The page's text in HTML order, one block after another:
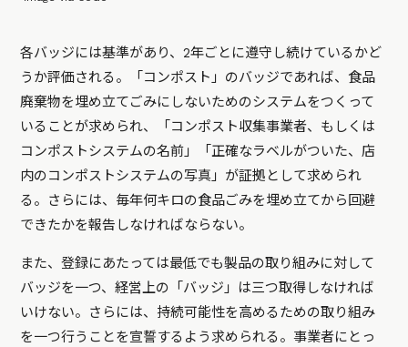
各バッジには基準があり、2年ごとに遵守し続けているかど
うか評価される。「コンポスト」のバッジであれば、食品
廃棄物を埋め立てごみにしないためのシステムをつくって
いることが求められ、「コンポスト収集事業者、もしくは
コンポストシステムの名前」「正確なラベルがついた、店
内のコンポストシステムの写真」が証拠として求められ
る。さらには、毎年何キロの食品ごみを埋め立てから回避
できたかを報告しなければならない。
また、登録にあたっては最低でも製品の取り組みに対して
バッジを一つ、経営上の「バッジ」は三つ取得しなければ
いけない。さらには、持続可能性を高めるための取り組み
を一つ行うことを宣誓するよう求められる。事業者にとっ